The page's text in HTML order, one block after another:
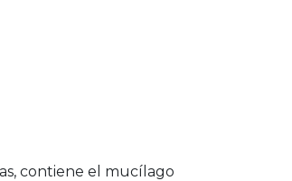
contiene el mucílago